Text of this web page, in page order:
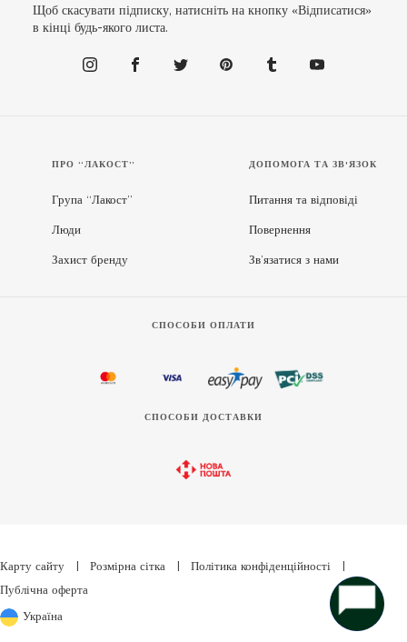
Щоб скасувати підписку, натисніть на кнопку «Відписатися»
в кінці будь-якого листа.
ПРО “ЛАКОСТ”
Група “Лакост”
Люди
Захист бренду
ДОПОМОГА ТА ЗВ'ЯЗОК
Питання та відповіді
Повернення
Зв’язатися з нами
СПОСОБИ ОПЛАТИ
СПОСОБИ ДОСТАВКИ
Карту сайту Розмірна сітка Політика конфіденційності
Публічна оферта
Україна